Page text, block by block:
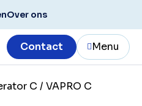
Over ons
Contact Menu
C / VAPRO C